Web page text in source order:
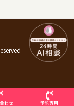
わせ 予約専用